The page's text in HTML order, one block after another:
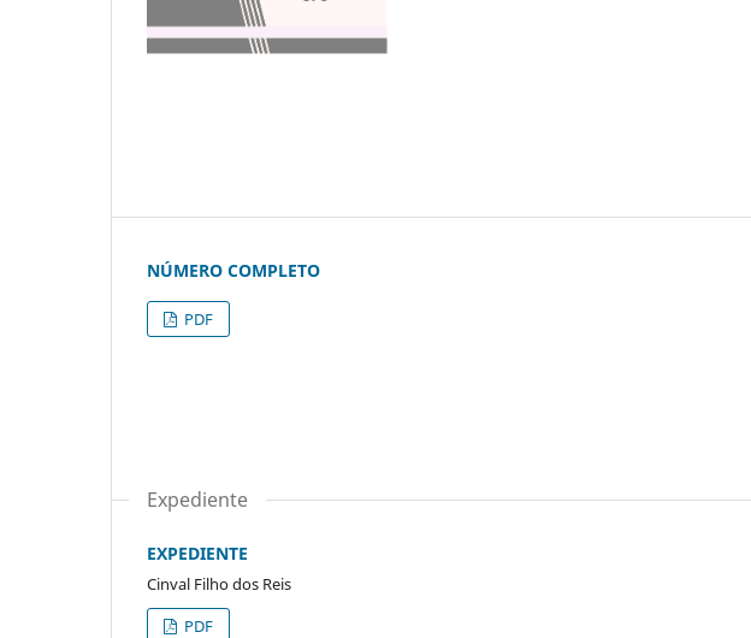
NÚMERO COMPLETO
PDF
Expediente
EXPEDIENTE
Cinval Filho dos Reis
PDF